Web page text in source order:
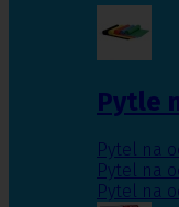
Pytle
Pytel na
Pytel na
Pytel na